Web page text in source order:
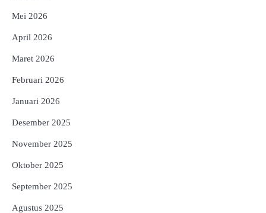
Mei 2026
April 2026
Maret 2026
Februari 2026
Januari 2026
Desember 2025
November 2025
Oktober 2025
September 2025
Agustus 2025